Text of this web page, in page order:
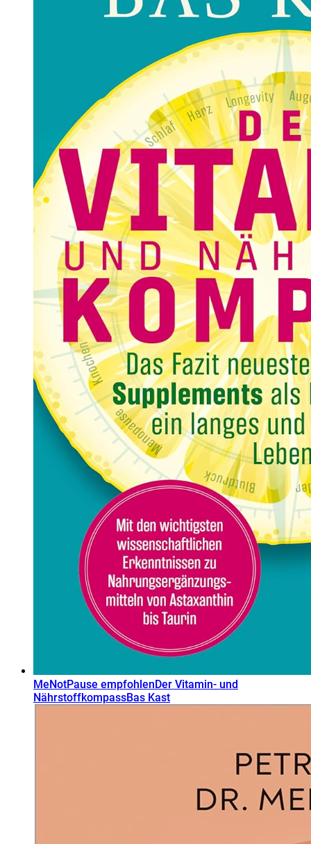
MeNotPause empfohlenDer Vitamin- und
NährstoffkompassBas Kast